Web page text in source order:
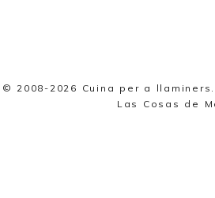
© 2008-2026 Cuina per a llaminers
Las Cosas de